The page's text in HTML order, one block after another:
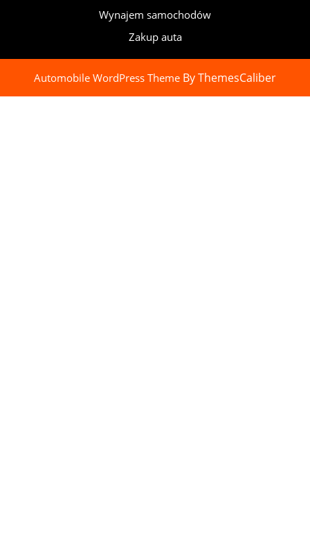
Wynajem samochodów
Zakup auta
Automobile WordPress Theme By ThemesCaliber